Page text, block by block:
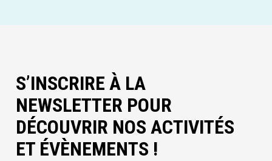
S’INSCRIRE À LA
NEWSLETTER POUR
DÉCOUVRIR NOS ACTIVITÉS
ET ÉVÈNEMENTS !